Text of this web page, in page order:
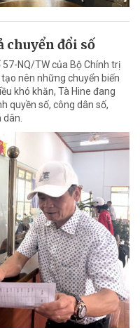
chuyển đổi số
NQ/TW của Bộ Chính trị
nên những chuyển biến
khó khăn, Tà Hine đang
quyền số, công dân số,